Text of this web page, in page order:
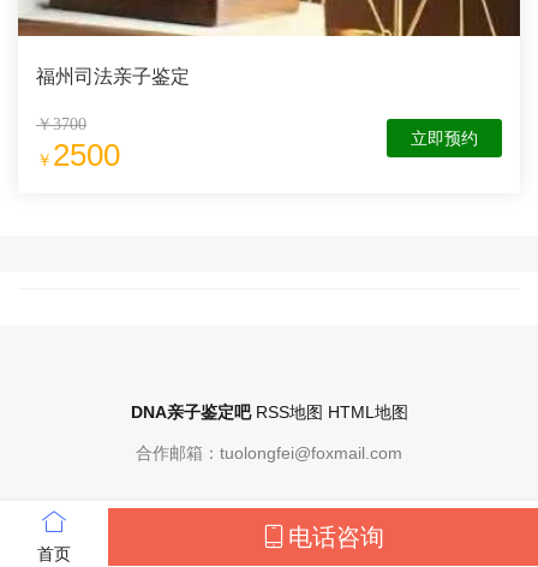
福州司法亲子鉴定
￥3700
￥ 2500 立即预约
DNA亲子鉴定吧 RSS地图 HTML地图
全国亲子鉴定电话预约 (注重隐私，价格透明)
合作邮箱：tuolongfei@foxmail.com
首页
电话咨询